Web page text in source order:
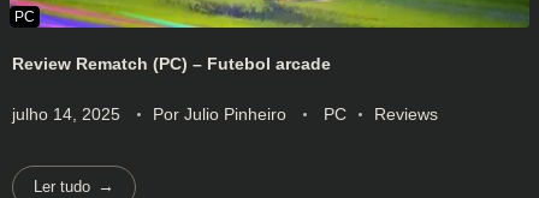
Review Rematch (PC) – Futebol arcade
julho 14, 2025 Por Julio Pinheiro PC Reviews
Ler tudo